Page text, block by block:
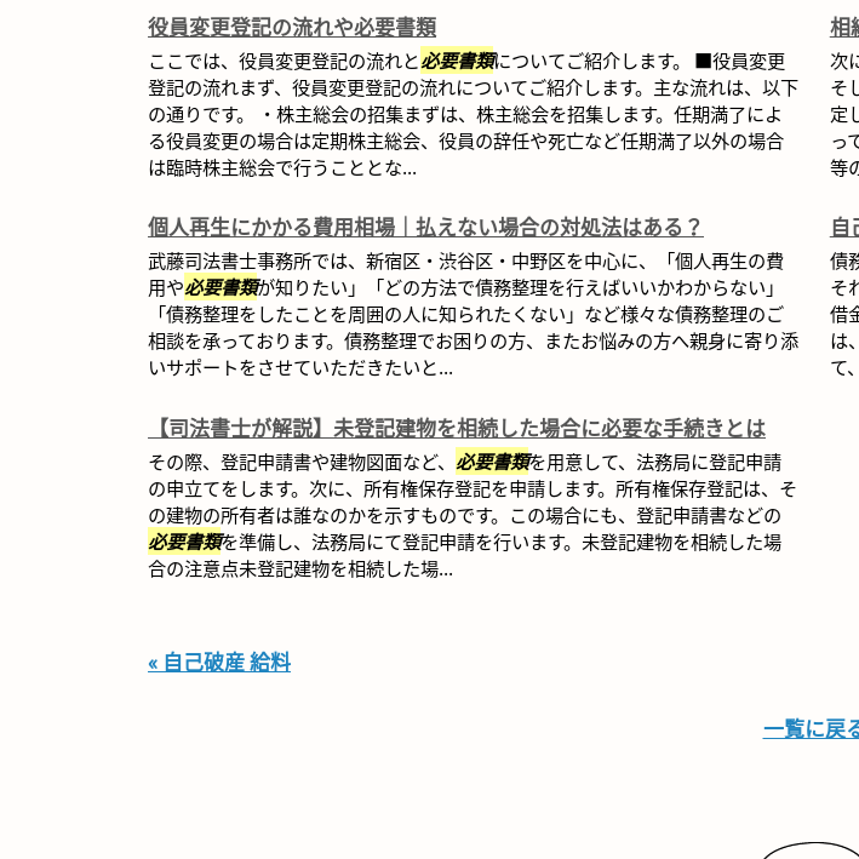
役員変更登記の流れや必要書類
ここでは、役員変更登記の流れと必要書類についてご紹介します。 ■役員変更
登記の流れまず、役員変更登記の流れについてご紹介します。主な流れは、以下
の通りです。 ・株主総会の招集まずは、株主総会を招集します。任期満了によ
る役員変更の場合は定期株主総会、役員の辞任や死亡など任期満了以外の場合
は臨時株主総会で行うこととな...
相
次
そ
定
っ
等
個人再生にかかる費用相場｜払えない場合の対処法はある？
武藤司法書士事務所では、新宿区・渋谷区・中野区を中心に、「個人再生の費
用や必要書類が知りたい」「どの方法で債務整理を行えばいいかわからない」
「債務整理をしたことを周囲の人に知られたくない」など様々な債務整理のご
相談を承っております。債務整理でお困りの方、またお悩みの方へ親身に寄り添
いサポートをさせていただきたいと...
自
債
そ
借
は
て
【司法書士が解説】未登記建物を相続した場合に必要な手続きとは
その際、登記申請書や建物図面など、 必要書類を用意して、法務局に登記申請
の申立てをします。次に、所有権保存登記を申請します。所有権保存登記は、そ
の建物の所有者は誰なのかを示すものです。この場合にも、登記申請書などの
必要書類を準備し、法務局にて登記申請を行います。未登記建物を相続した場
合の注意点未登記建物を相続した場...
« 自己破産 給料
一覧に戻